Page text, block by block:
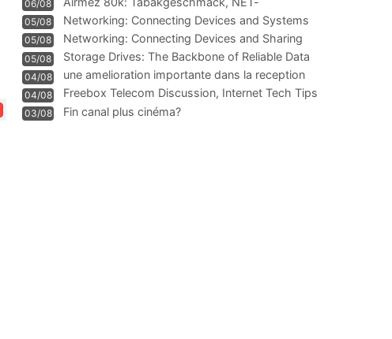
06/08
Technologie und Leistung im
05/08 Networking: Connecting Devices and Systems
05/08
Networking: Connecting Devices and Sharing
Information
05/08
Storage Drives: The Backbone of Reliable Data
Management
04/08
une amelioration importante dans la reception
WIFI
04/08
Freebox Telecom Discussion, Internet Tech Tips
Communi
03/08 Fin canal plus cinéma?